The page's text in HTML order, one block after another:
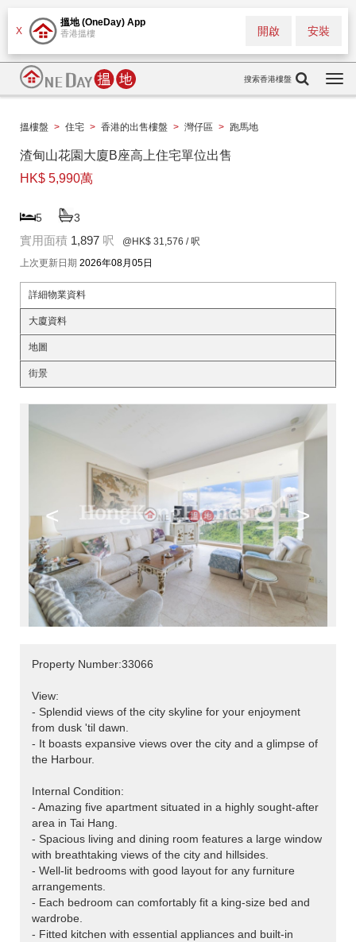
X
搵地 (OneDay) App
香港搵樓 安裝
開啟
搜索香港樓盤
搵樓盤 > 住宅 > 香港的出售樓盤 > 灣仔區 > 跑馬地
渣甸山花園大廈B座高上住宅單位出售
HK$ 5,990萬
5 3
實用面積 1,897 呎 @HK$ 31,576 / 呎
上次更新日期 2026年08月05日
詳細物業資料
大廈資料
地圖
街景
< >
Property Number:33066
View:
- Splendid views of the city skyline for your enjoyment
from dusk 'til dawn.
- It boasts expansive views over the city and a glimpse of
the Harbour.
Internal Condition:
- Amazing five apartment situated in a highly sought-after
area in Tai Hang.
- Spacious living and dining room features a large window
with breathtaking views of the city and hillsides.
- Well-lit bedrooms with good layout for any furniture
arrangements.
- Each bedroom can comfortably fit a king-size bed and
wardrobe.
- Fitted kitchen with essential appliances and built-in